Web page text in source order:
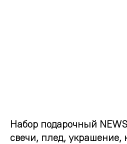
Набор подарочный
свечи, плед, украшение,